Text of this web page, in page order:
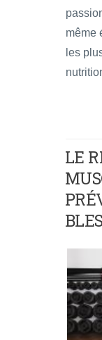
même
les
LE